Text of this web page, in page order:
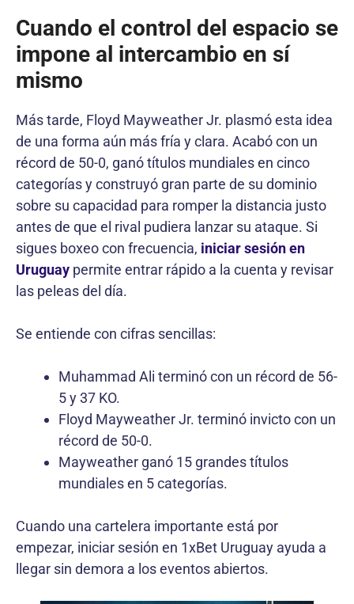
Cuando el control del espacio se
impone al intercambio en sí
mismo
Más tarde, Floyd Mayweather Jr. plasmó esta idea
de una forma aún más fría y clara. Acabó con un
récord de 50-0, ganó títulos mundiales en cinco
categorías y construyó gran parte de su dominio
sobre su capacidad para romper la distancia justo
antes de que el rival pudiera lanzar su ataque. Si
sigues boxeo con frecuencia, iniciar sesión en
Uruguay permite entrar rápido a la cuenta y revisar
las peleas del día.
Se entiende con cifras sencillas:
Muhammad Ali terminó con un récord de 56-
5 y 37 KO.
Floyd Mayweather Jr. terminó invicto con un
récord de 50-0.
Mayweather ganó 15 grandes títulos
mundiales en 5 categorías.
Cuando una cartelera importante está por
empezar, iniciar sesión en 1xBet Uruguay ayuda a
llegar sin demora a los eventos abiertos.